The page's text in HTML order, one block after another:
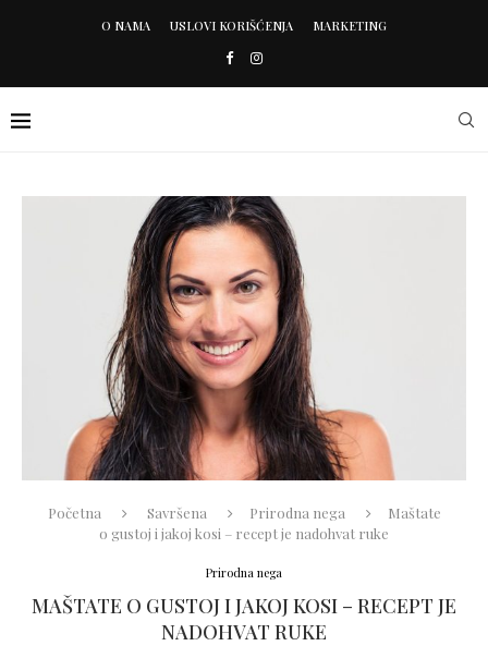
O NAMA USLOVI KORIŠĆENJA MARKETING
Početna Savršena Prirodna nega
Maštate
o gustoj i jakoj kosi – recept je nadohvat ruke
Prirodna nega
MAŠTATE O GUSTOJ I JAKOJ KOSI – RECEPT JE
NADOHVAT RUKE